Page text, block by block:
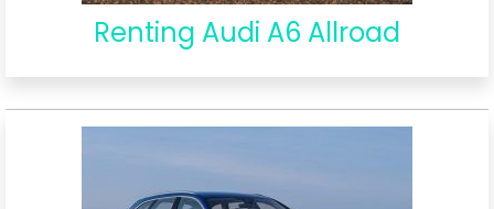
Renting Audi A6 Allroad